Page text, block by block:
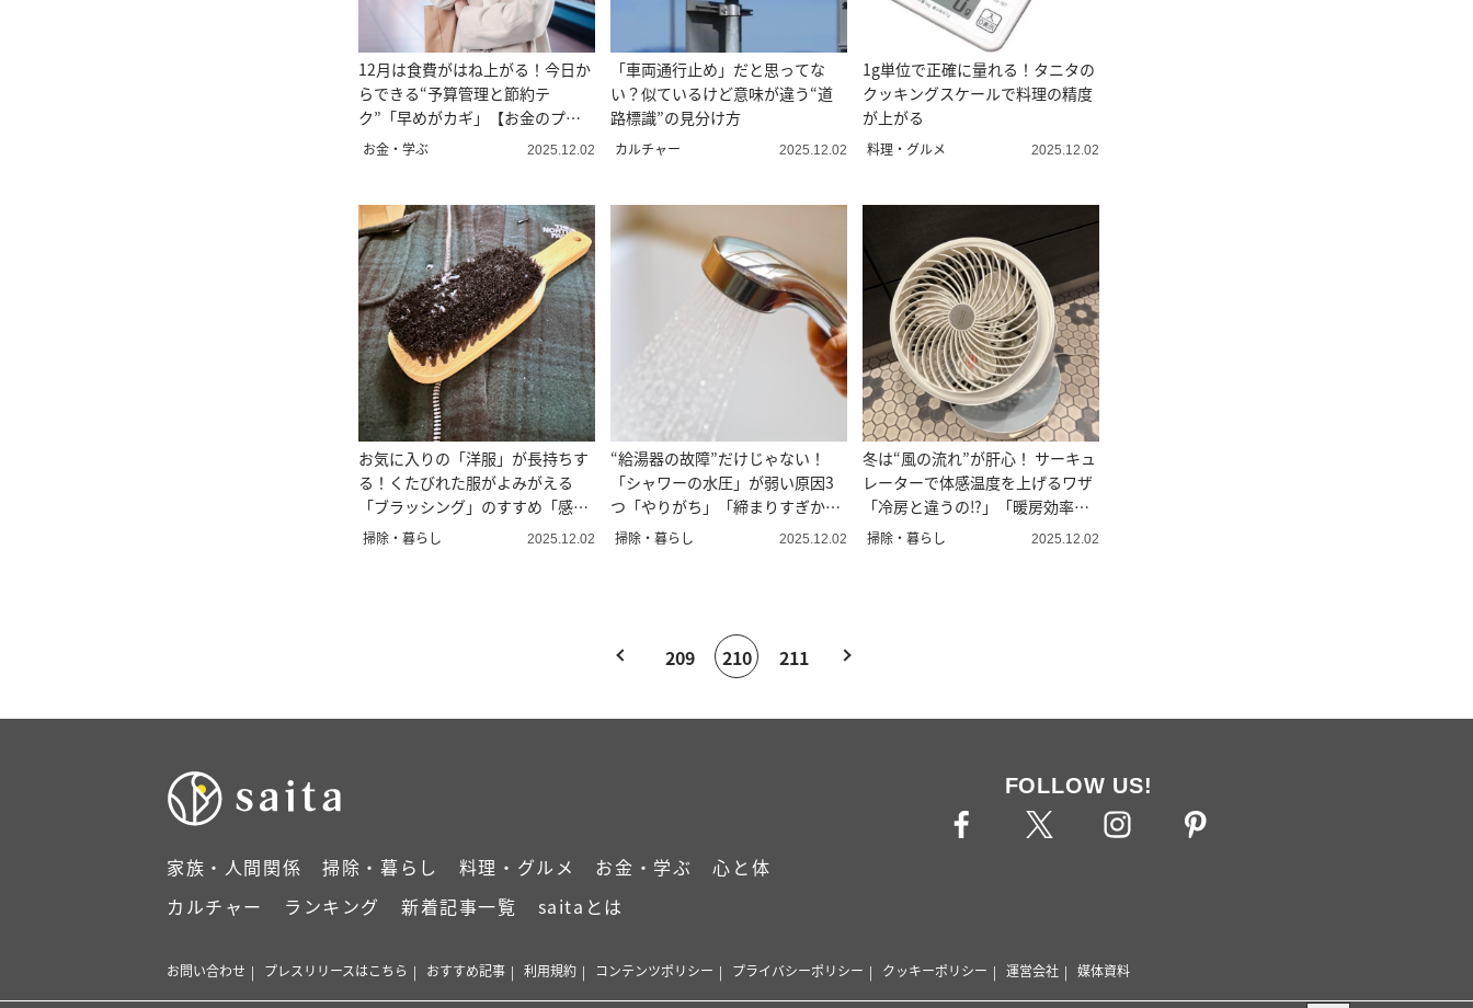
12月は食費がはね上がる！今日か
らできる“予算管理と節約テ
ク”「早めがカギ」【お金のプロ
解説】
お金・学ぶ 2025.12.02
「車両通行止め」だと思ってな
い？似ているけど意味が違う“道
路標識”の見分け方
カルチャー 2025.12.02
1g単位で正確に量れる！タニタの
クッキングスケールで料理の精度
が上がる
料理・グルメ 2025.12.02
お気に入りの「洋服」が長持ちす
る！くたびれた服がよみがえる
「ブラッシング」のすすめ「感
動！」
掃除・暮らし 2025.12.02
“給湯器の故障”だけじゃない！
「シャワーの水圧」が弱い原因3
つ「やりがち」「締まりすぎか
も」
掃除・暮らし 2025.12.02
冬は“風の流れ”が肝心！ サーキュ
レーターで体感温度を上げるワザ
「冷房と違うの⁉」「暖房効率ア
ップ」
掃除・暮らし 2025.12.02
209 210 211
家族・人間関係 掃除・暮らし 料理・グルメ お金・学ぶ
心と体
カルチャー
ランキング 新着記事一覧 saitaとは
FOLLOW US!
お問い合わせ プレスリリースはこちら おすすめ記事 利用規約 コンテンツポリシー プライバシーポリシー クッキーポリシー 運営会社 媒体資料